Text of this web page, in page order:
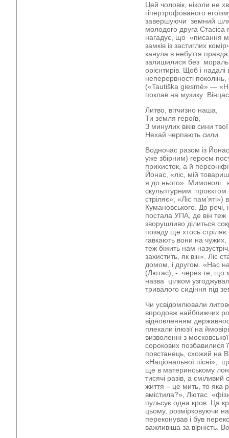
Цей чоловік, ніколи не
гіпертрофованого
завершуючи земний
молодого друга Стасіса
нагадує, що «писання
замків із застиглих
канула в небуття
залишилися без
орієнтирів. Щоб і
неперервності
(«Tautiška giesmė» —
поклав на музику
Литво, вітчизно наша,
Ти земля героїв,
З минулих віків сини твої
Нехай черпають сили.
Водночас разом із
уже збірним) героєм
прихисток, а й
Йонас, «ліс, мій
я до нього». Мимоволі
скульптурним
стріляє», «Ліс
Кумановського. До
постала УПА, де він
зворушливо ділиться
позаду ще хтось
гавкають вони на
теж біжить нам
захистить, як він». Ліс
домом, і другом. «Нас
(Лютас), - через те, що
назва цілком
тривалого сидіння під
Чи усвідомлювали
впродовж найближчих
відновленням
плекали ілюзії на
визволенні з
сорокових позбавилися
повстанець, схожий на
«Національної пісні»,
ще в материнському
тисячі разів, а
життя – це мить, то яка
вмістила?», Лютас
пульсує одна кров. Ця
цьому, розмірковуючи
переконував і був
важливіша за вірність.